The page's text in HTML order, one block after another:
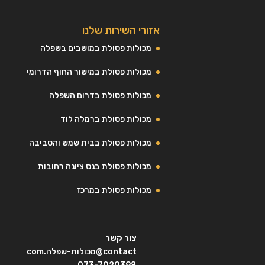
אזורי השירות שלנו
מכולות פסולת במושבים בשפלה
מכולות פסולת במישור החוף הדרומי
מכולות פסולת בדרום השפלה
מכולות פסולת ברמלה לוד
מכולות פסולת בבית שמש והסביבה
מכולות פסולת בנס ציונה רחובות
מכולות פסולת במרכז
צור קשר
contact@מכולות-שפלה.com